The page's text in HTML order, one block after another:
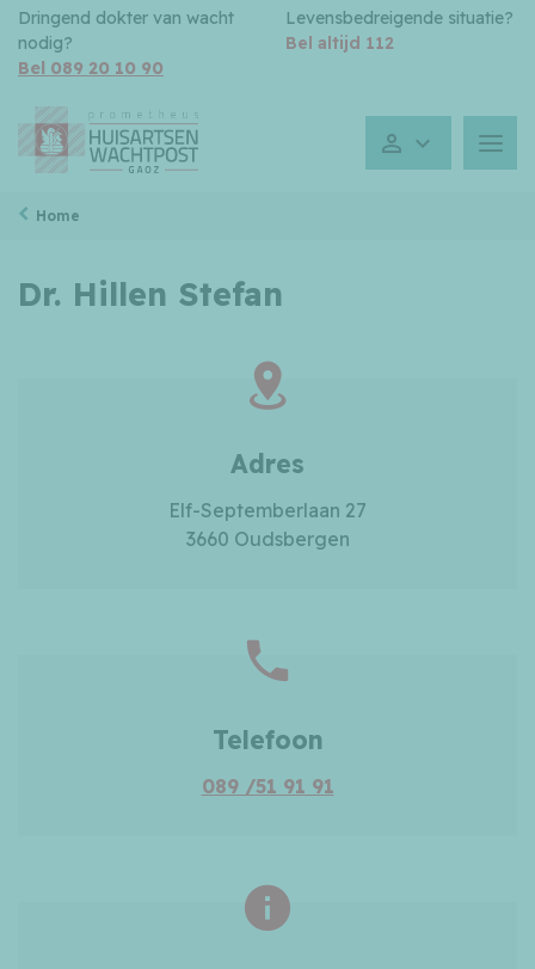
Dringend dokter van wacht
nodig?
Bel 089 20 10 90
Levensbedreigende situatie?
Bel altijd 112
GeslotenMenu
Home
Dr. Hillen Stefan
Adres
Elf-Septemberlaan 27
3660 Oudsbergen
Telefoon
089 /51 91 91